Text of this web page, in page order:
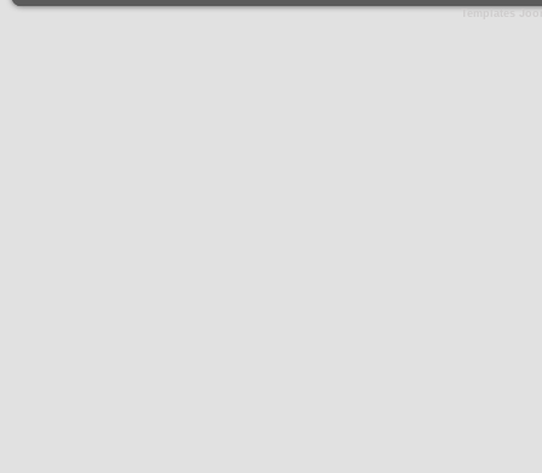
Templates